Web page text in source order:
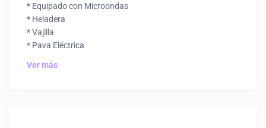
* Equipado con Microondas
* Heladera
* Vajilla
* Pava Eléctrica
Ver más